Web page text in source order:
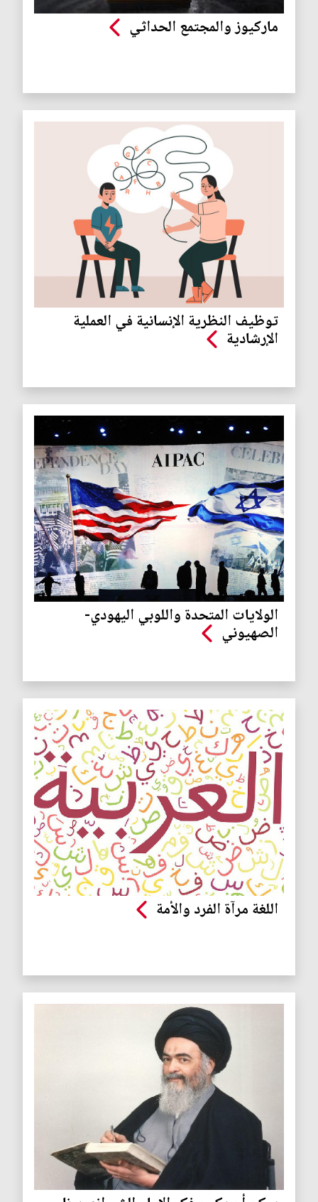
ماركيوز والمجتمع الحداثي
توظيف النظرية الإنسانية في العملية
الإرشادية
الولايات المتحدة واللوبي اليهودي-
الصهيوني
اللغة مرآة الفرد والأمة